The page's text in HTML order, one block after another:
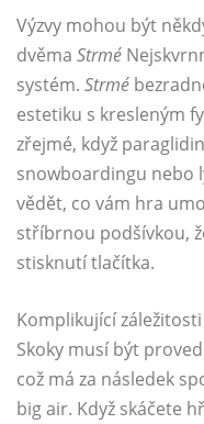
Výzvy mohou být
dvěma Strmé
systém. Strmé
estetiku s kresleným
zřejmé, když
snowboardingu nebo
vědět, co vám hra
stříbrnou podšívkou,
stisknutí tlačítka.
Komplikující
Skoky musí být
což má za následek
big air. Když skáčete